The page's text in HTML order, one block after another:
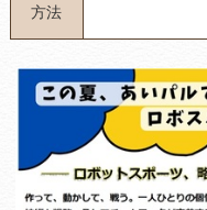
方法